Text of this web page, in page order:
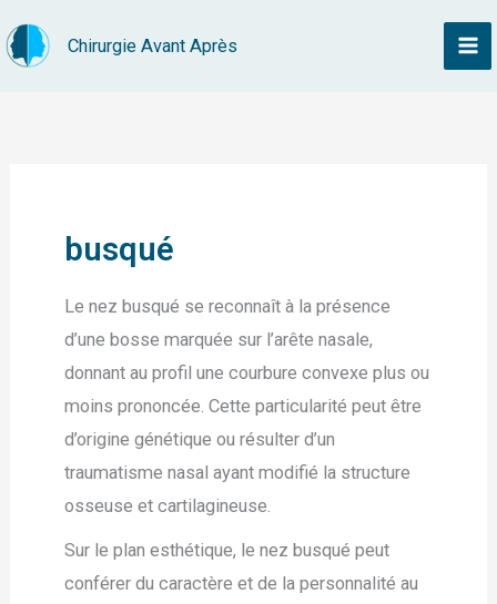
au
Chirurgie Avant Après
busqué
Le nez busqué se reconnaît à la présence
d’une bosse marquée sur l’arête nasale,
donnant au profil une courbure convexe plus ou
moins prononcée. Cette particularité peut être
d’origine génétique ou résulter d’un
traumatisme nasal ayant modifié la structure
osseuse et cartilagineuse.
Sur le plan esthétique, le nez busqué peut
conférer du caractère et de la personnalité au